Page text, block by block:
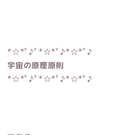
*☆*ﾟ♪ﾟ*☆*ﾟ♪*☆*ﾟ♪
宇宙の原理原則
*☆*ﾟ♪ﾟ*☆*ﾟ♪*☆*ﾟ♪